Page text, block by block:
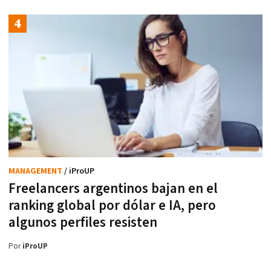
Freelancers argentinos bajan en el
ranking global por dólar e IA, pero
algunos perfiles resisten
MANAGEMENT / iProUP
PoriProUP